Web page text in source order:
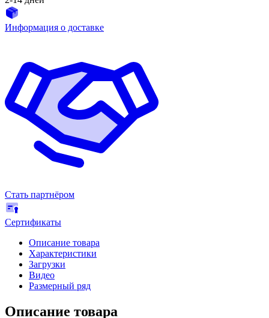
Информация о доставке
Стать партнёром
Сертификаты
Описание товара
Характеристики
Загрузки
Видео
Размерный ряд
Описание товара